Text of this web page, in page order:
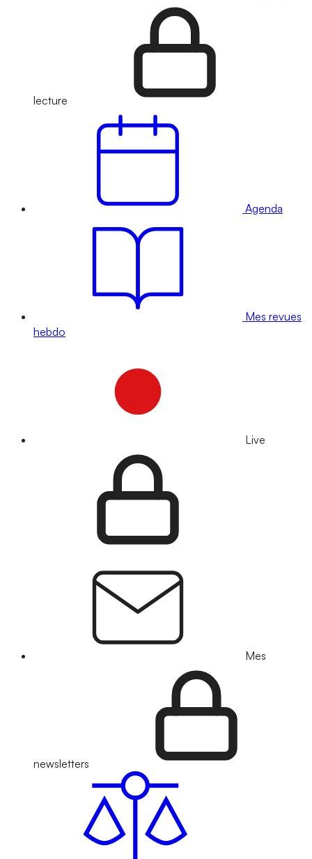
lecture
Agenda
Mes revues
hebdo
Live
Mes
newsletters